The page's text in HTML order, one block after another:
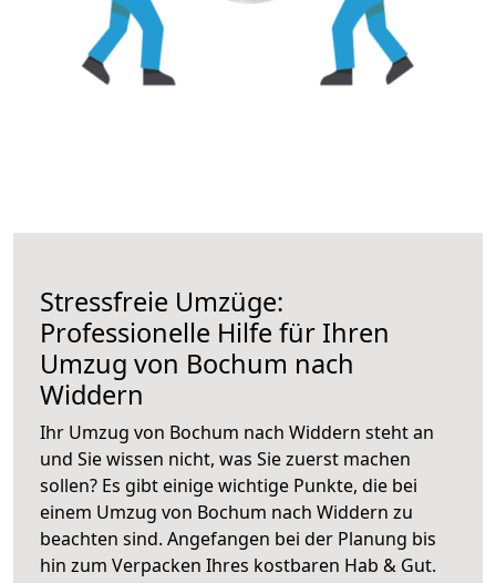
Stressfreie Umzüge:
Professionelle Hilfe für Ihren
Umzug von Bochum nach
Widdern
Ihr Umzug von Bochum nach Widdern steht an
und Sie wissen nicht, was Sie zuerst machen
sollen? Es gibt einige wichtige Punkte, die bei
einem Umzug von Bochum nach Widdern zu
beachten sind. Angefangen bei der Planung bis
hin zum Verpacken Ihres kostbaren Hab & Gut.